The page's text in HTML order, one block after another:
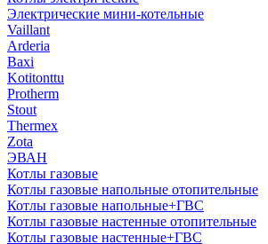
Электрические мини-котельные
Vaillant
Arderia
Baxi
Kotitonttu
Protherm
Stout
Thermex
Zota
ЭВАН
Котлы газовые
Котлы газовые напольные отопительные
Котлы газовые напольные+ГВС
Котлы газовые настенные отопительные
Котлы газовые настенные+ГВС